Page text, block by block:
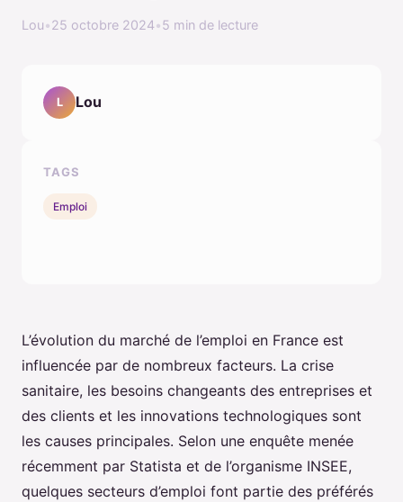
Lou•25 octobre 2024•5 min de lecture
L’évolution du marché de l’emploi en France est
influencée par de nombreux facteurs. La crise
sanitaire, les besoins changeants des entreprises et
des clients et les innovations technologiques sont
les causes principales. Selon une enquête menée
récemment par Statista et de l’organisme INSEE,
quelques secteurs d’emploi font partie des préférés
L Lou
TAGS
Emploi